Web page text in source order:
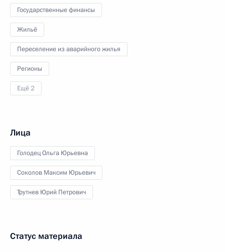
Государственные финансы
Жильё
Переселение из аварийного жилья
Регионы
Ещё 2
Лица
Голодец Ольга Юрьевна
Соколов Максим Юрьевич
Трутнев Юрий Петрович
Статус материала